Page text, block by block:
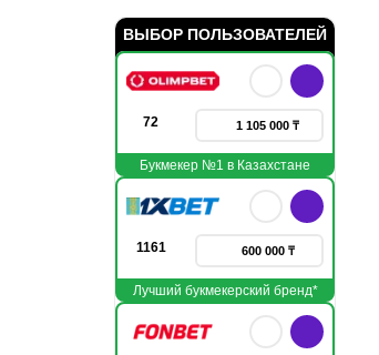
ВЫБОР ПОЛЬЗОВАТЕЛЕЙ
72 1 105 000 ₸
Букмекер №1 в Казахстане
1161 600 000 ₸
Лучший букмекерский бренд*